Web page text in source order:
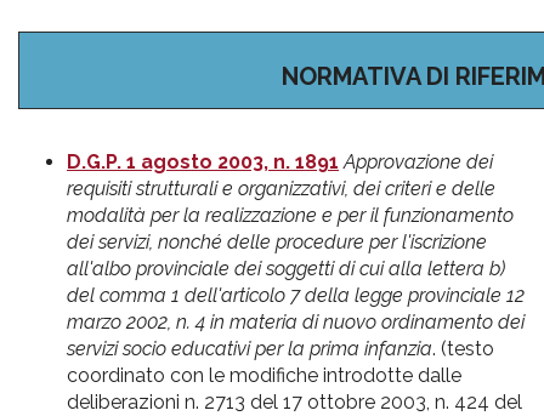
NORMATIVA DI
D.G.P. 1 agosto 2003, n. 1891 Approvazione dei
requisiti strutturali e organizzativi, dei criteri e delle
modalità per la realizzazione e per il funzionamento
dei servizi, nonché delle procedure per l'iscrizione
all'albo provinciale dei soggetti di cui alla lettera b)
del comma 1 dell'articolo 7 della legge provinciale 12
marzo 2002, n. 4 in materia di nuovo ordinamento dei
servizi socio educativi per la prima infanzia. (testo
coordinato con le modifiche introdotte dalle
deliberazioni n. 2713 del 17 ottobre 2003, n. 424 del